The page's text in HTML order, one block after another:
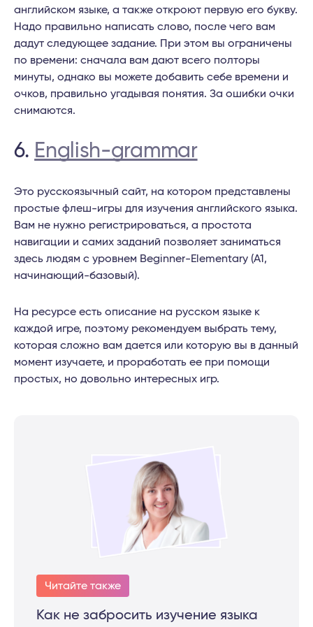
английском языке, а также откроют первую его букву.
Надо правильно написать слово, после чего вам
дадут следующее задание. При этом вы ограничены
по времени: сначала вам дают всего полторы
минуты, однако вы можете добавить себе времени и
очков, правильно угадывая понятия. За ошибки очки
снимаются.
6. English-grammar
Это русскоязычный сайт, на котором представлены
простые флеш-игры для изучения английского языка.
Вам не нужно регистрироваться, а простота
навигации и самих заданий позволяет заниматься
здесь людям с уровнем Beginner-Elementary (A1,
начинающий-базовый).
На ресурсе есть описание на русском языке к
каждой игре, поэтому рекомендуем выбрать тему,
которая сложно вам дается или которую вы в данный
момент изучаете, и проработать ее при помощи
простых, но довольно интересных игр.
Читайте также
Как не забросить изучение языка